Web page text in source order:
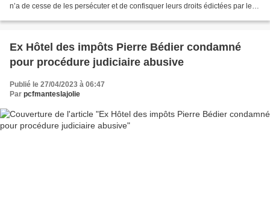
n’a de cesse de les persécuter et de confisquer leurs droits édictées par les
Ex Hôtel des impôts Pierre Bédier condamné
pour procédure judiciaire abusive
Publié le 27/04/2023 à 06:47
Par pcfmanteslajolie